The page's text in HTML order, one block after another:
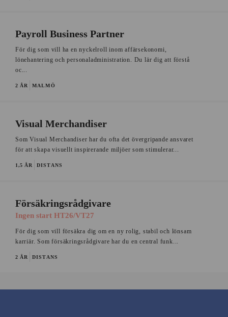
Payroll Business Partner
För dig som vill ha en nyckelroll inom affärsekonomi,
lönehantering och personaladministration. Du lär dig att förstå
oc...
2 ÅR MALMÖ
Visual Merchandiser
Som Visual Merchandiser har du ofta det övergripande ansvaret
för att skapa visuellt inspirerande miljöer som stimulerar...
1,5 ÅR DISTANS
Försäkringsrådgivare
Ingen start HT26/VT27
För dig som vill försäkra dig om en ny rolig, stabil och lönsam
karriär. Som försäkringsrådgivare har du en central funk...
2 ÅR DISTANS